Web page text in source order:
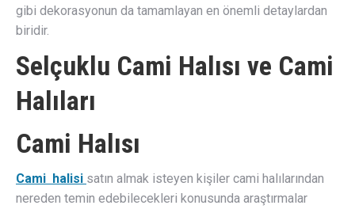
gibi dekorasyonun da tamamlayan en önemli detaylardan
biridir.
Selçuklu Cami Halısı ve Cami
Halıları
Cami Halısı
Cami halisi satın almak isteyen kişiler cami halılarından
nereden temin edebilecekleri konusunda araştırmalar